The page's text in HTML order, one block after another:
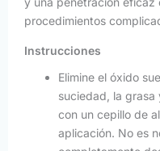
procedimientos
Instrucciones
Elimine el óxido
suciedad, la
con un cepillo de
aplicación. No es